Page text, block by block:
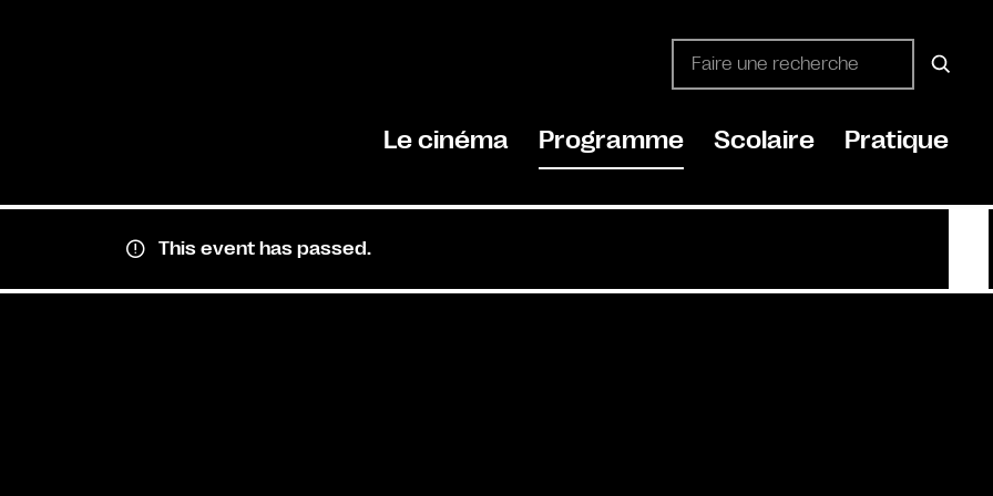
Le cinéma Programme Scolaire Pratique
This event has passed.